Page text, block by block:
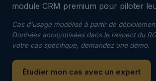
module CRM premium pour piloter
Cas d'usage modélisé à partir de
Données anonymisées dans le respect du
votre cas spécifique, demandez une démo.
Étudier mon cas avec un expert